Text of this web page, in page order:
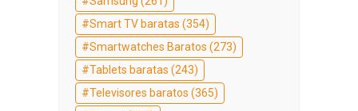
Smart TV baratas (354)
Smartwatches Baratos (273)
Tablets baratas (243)
Televisores baratos (365)